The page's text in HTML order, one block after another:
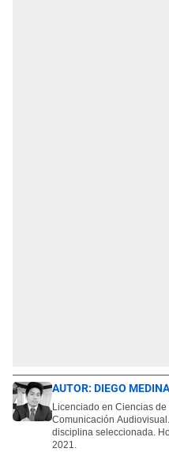
AUTOR: DIEGO MEDINA
Licenciado en Ciencias
Comunicación
disciplina seleccionada.
2021.